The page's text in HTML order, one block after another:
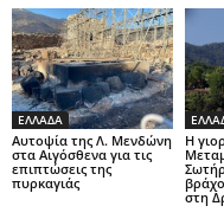
ΕΛΛΑΔΑ
Αυτοψία της Λ. Μενδώνη
στα Αιγόσθενα για τις
επιπτώσεις της
πυρκαγιάς
Η
στη